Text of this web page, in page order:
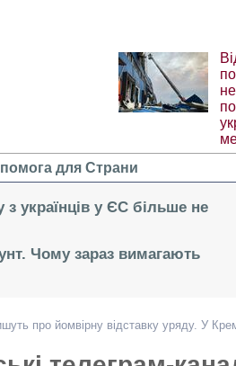
для Страни
українців у ЄС більше не
Чому зараз вимагають
про йомвірну відставку уряду. У